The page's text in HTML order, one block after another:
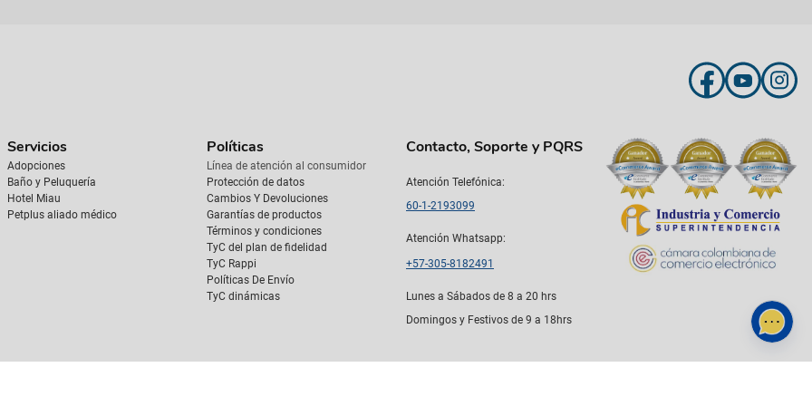
Servicios
Adopciones
Baño y Peluquería
Hotel Miau
Petplus aliado médico
Políticas
Línea de atención al consumidor
Protección de datos
Cambios Y Devoluciones
Garantías de productos
Términos y condiciones
TyC del plan de fidelidad
TyC Rappi
Políticas De Envío
TyC dinámicas
Contacto, Soporte y PQRS
Atención Telefónica:
60-1-2193099
Atención Whatsapp:
+57-305-8182491
Lunes a Sábados de 8 a 20 hrs
Domingos y Festivos de 9 a 18hrs